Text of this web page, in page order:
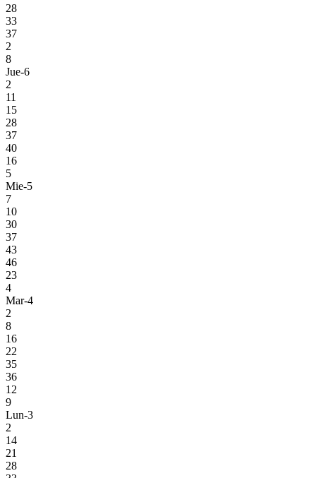
28
33
37
2
8
Jue-6
2
11
15
28
37
40
16
5
Mie-5
7
10
30
37
43
46
23
4
Mar-4
2
8
16
22
35
36
12
9
Lun-3
2
14
21
28